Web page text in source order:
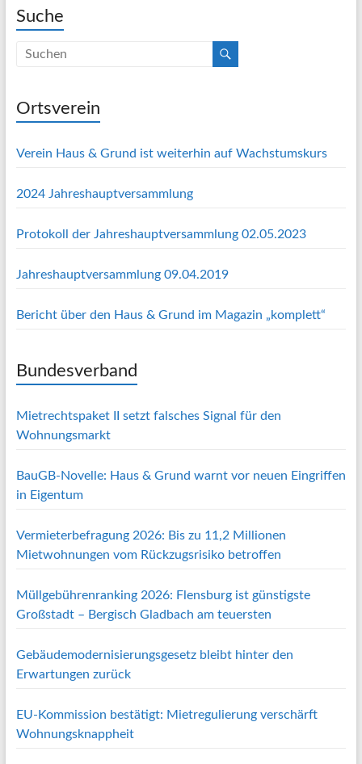
Suche
Ortsverein
Verein Haus & Grund ist weiterhin auf Wachstumskurs
2024 Jahreshauptversammlung
Protokoll der Jahreshauptversammlung 02.05.2023
Jahreshauptversammlung 09.04.2019
Bericht über den Haus & Grund im Magazin „komplett“
Bundesverband
Mietrechtspaket II setzt falsches Signal für den
Wohnungsmarkt
BauGB-Novelle: Haus & Grund warnt vor neuen Eingriffen
in Eigentum
Vermieterbefragung 2026: Bis zu 11,2 Millionen
Mietwohnungen vom Rückzugsrisiko betroffen
Müllgebührenranking 2026: Flensburg ist günstigste
Großstadt – Bergisch Gladbach am teuersten
Gebäudemodernisierungsgesetz bleibt hinter den
Erwartungen zurück
EU-Kommission bestätigt: Mietregulierung verschärft
Wohnungsknappheit